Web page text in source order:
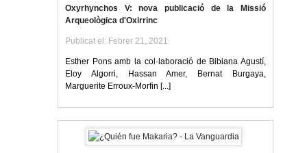
Oxyrhynchos V: nova publicació de la Missió
Arqueològica d'Oxirrinc
Publicat el: Febrer 21, 2021
Esther Pons amb la col·laboració de Bibiana Agustí,
Eloy Algorri, Hassan Amer, Bernat Burgaya,
Marguerite Erroux-Morfin [...]